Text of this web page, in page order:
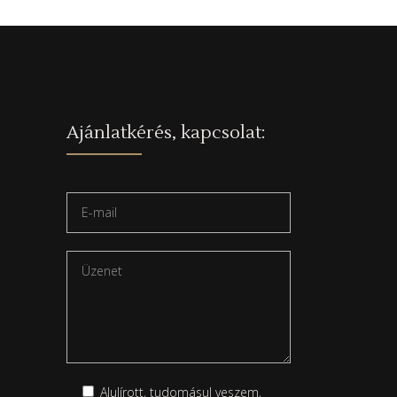
Ajánlatkérés, kapcsolat:
Alulírott, tudomásul veszem,